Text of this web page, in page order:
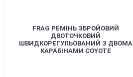
FRAG РЕМІНЬ ЗБРОЙОВИЙ
ДВОТОЧКОВИЙ
ШВИДКОРЕГУЛЬОВАНИЙ З ДВОМА
КАРАБІНАМИ COYOTE